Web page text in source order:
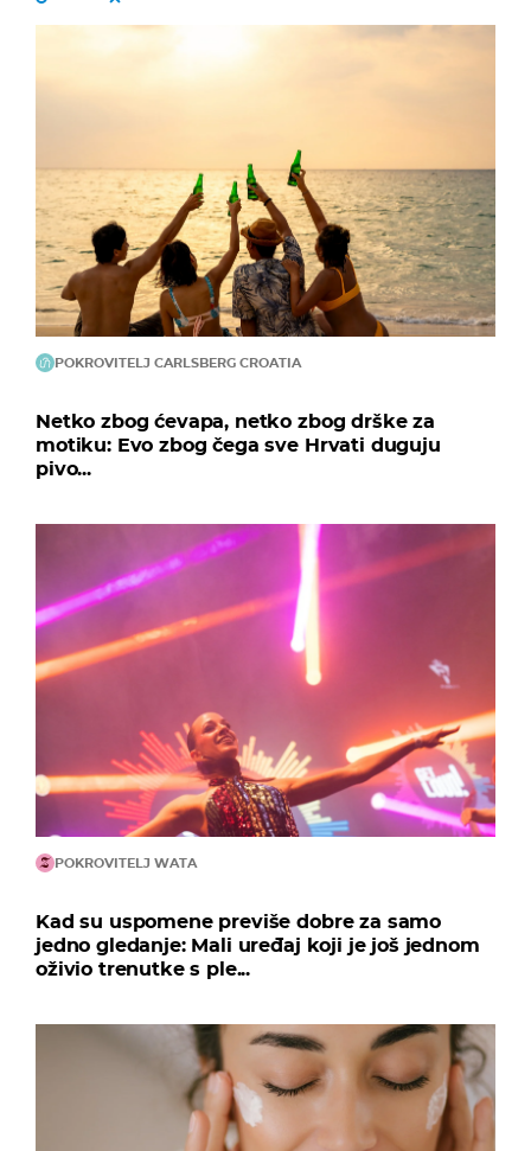
POKROVITELJ CARLSBERG CROATIA
Netko zbog ćevapa, netko zbog drške za
motiku: Evo zbog čega sve Hrvati duguju
pivo...
POKROVITELJ WATA
Kad su uspomene previše dobre za samo
jedno gledanje: Mali uređaj koji je još jednom
oživio trenutke s ple...